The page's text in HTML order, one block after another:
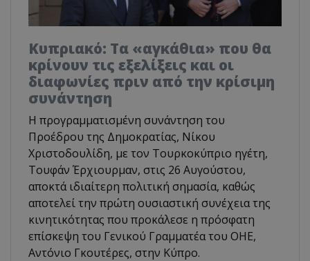
Κυπριακό: Τα «αγκάθια» που θα
κρίνουν τις εξελίξεις και οι
διαφωνίες πριν από την κρίσιμη
συνάντηση
Η προγραμματισμένη συνάντηση του
Προέδρου της Δημοκρατίας, Νίκου
Χριστοδουλίδη, με τον Τουρκοκύπριο ηγέτη,
Τουφάν Έρχιουρμαν, στις 26 Αυγούστου,
αποκτά ιδιαίτερη πολιτική σημασία, καθώς
αποτελεί την πρώτη ουσιαστική συνέχεια της
κινητικότητας που προκάλεσε η πρόσφατη
επίσκεψη του Γενικού Γραμματέα του ΟΗΕ,
Αντόνιο Γκουτέρες, στην Κύπρο.